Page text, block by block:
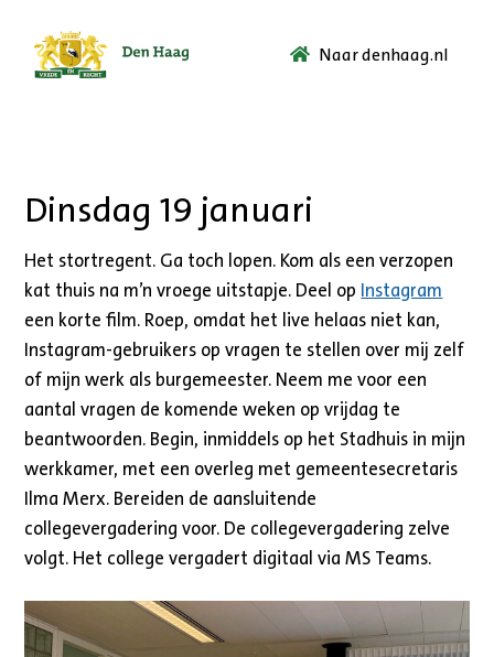
Ga
Naar denhaag.nl
Dinsdag 19 januari
Het stortregent. Ga toch lopen. Kom als een verzopen
kat thuis na m’n vroege uitstapje. Deel op Instagram
een korte film. Roep, omdat het live helaas niet kan,
Instagram-gebruikers op vragen te stellen over mij zelf
of mijn werk als burgemeester. Neem me voor een
aantal vragen de komende weken op vrijdag te
beantwoorden. Begin, inmiddels op het Stadhuis in mijn
werkkamer, met een overleg met gemeentesecretaris
Ilma Merx. Bereiden de aansluitende
collegevergadering voor. De collegevergadering zelve
volgt. Het college vergadert digitaal via MS Teams.